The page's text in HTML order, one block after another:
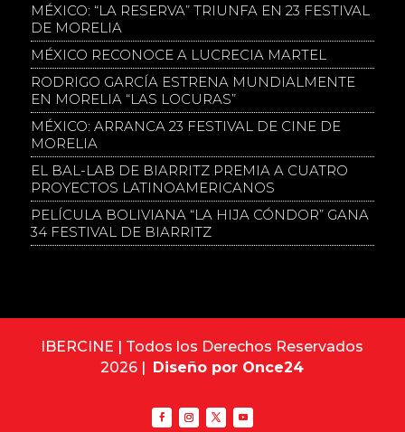
MÉXICO: “LA RESERVA” TRIUNFA EN 23 FESTIVAL
DE MORELIA
MÉXICO RECONOCE A LUCRECIA MARTEL
RODRIGO GARCÍA ESTRENA MUNDIALMENTE
EN MORELIA “LAS LOCURAS”
MÉXICO: ARRANCA 23 FESTIVAL DE CINE DE
MORELIA
EL BAL-LAB DE BIARRITZ PREMIA A CUATRO
PROYECTOS LATINOAMERICANOS
PELÍCULA BOLIVIANA “LA HIJA CÓNDOR” GANA
34 FESTIVAL DE BIARRITZ
IBERCINE | Todos los Derechos Reservados
2026 | Diseño por Once24